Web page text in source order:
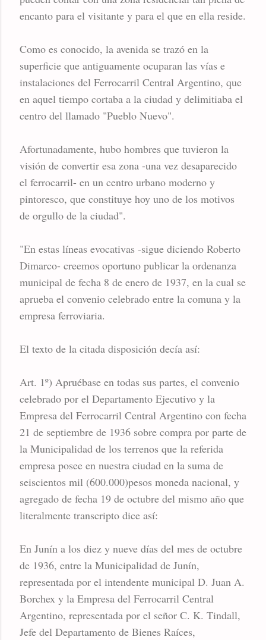
encanto para el visitante y para el que en ella reside.
Como es conocido, la avenida se trazó en la
superficie que antiguamente ocuparan las vías e
instalaciones del Ferrocarril Central Argentino, que
en aquel tiempo cortaba a la ciudad y delimitiaba el
centro del llamado "Pueblo Nuevo".
Afortunadamente, hubo hombres que tuvieron la
visión de convertir esa zona -una vez desaparecido
el ferrocarril- en un centro urbano moderno y
pintoresco, que constituye hoy uno de los motivos
de orgullo de la ciudad".
"En estas líneas evocativas -sigue diciendo Roberto
Dimarco- creemos oportuno publicar la ordenanza
municipal de fecha 8 de enero de 1937, en la cual se
aprueba el convenio celebrado entre la comuna y la
empresa ferroviaria.
El texto de la citada disposición decía así:
Art. 1º) Apruébase en todas sus partes, el convenio
celebrado por el Departamento Ejecutivo y la
Empresa del Ferrocarril Central Argentino con fecha
21 de septiembre de 1936 sobre compra por parte de
la Municipalidad de los terrenos que la referida
empresa posee en nuestra ciudad en la suma de
seiscientos mil (600.000)pesos moneda nacional, y
agregado de fecha 19 de octubre del mismo año que
literalmente transcripto dice así:
En Junín a los diez y nueve días del mes de octubre
de 1936, entre la Municipalidad de Junín,
representada por el intendente municipal D. Juan A.
Borchex y la Empresa del Ferrocarril Central
Argentino, representada por el señor C. K. Tindall,
Jefe del Departamento de Bienes Raíces,